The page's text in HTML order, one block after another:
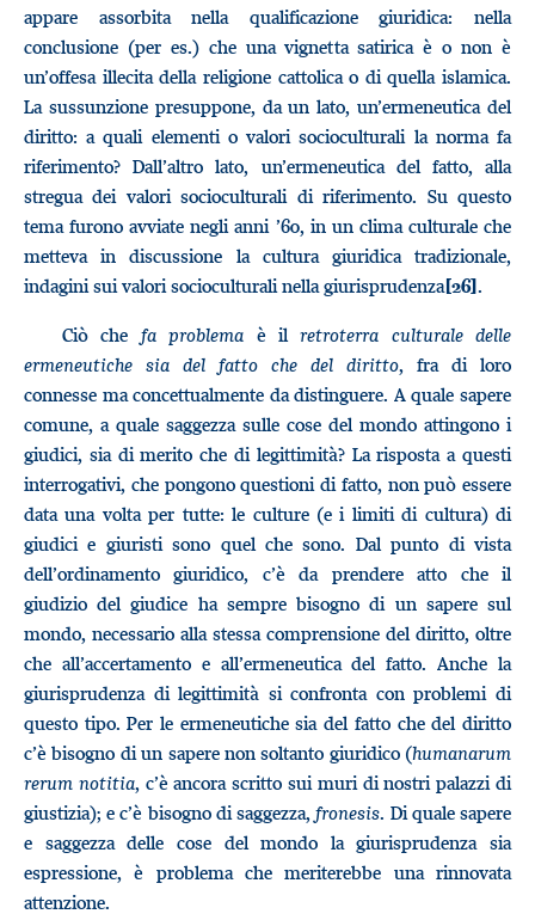
appare assorbita nella qualificazione giuridica: nella
conclusione (per es.) che una vignetta satirica è o non è
un’offesa illecita della religione cattolica o di quella islamica.
La sussunzione presuppone, da un lato, un’ermeneutica del
diritto: a quali elementi o valori socioculturali la norma fa
riferimento? Dall’altro lato, un’ermeneutica del fatto, alla
stregua dei valori socioculturali di riferimento. Su questo
tema furono avviate negli anni ’60, in un clima culturale che
metteva in discussione la cultura giuridica tradizionale,
indagini sui valori socioculturali nella giurisprudenza[26].
Ciò che fa problema è ilretroterra culturale delle
ermeneutiche sia del fatto che del diritto, fra di loro
connesse ma concettualmente da distinguere. A quale sapere
comune, a quale saggezza sulle cose del mondo attingono i
giudici, sia di merito che di legittimità? La risposta a questi
interrogativi, che pongono questioni di fatto, non può essere
data una volta per tutte: le culture (e i limiti di cultura) di
giudici e giuristi sono quel che sono. Dal punto di vista
dell’ordinamento giuridico, c’è da prendere atto che il
giudizio del giudice ha sempre bisogno di un sapere sul
mondo, necessario alla stessa comprensione del diritto, oltre
che all’accertamento e all’ermeneutica del fatto. Anche la
giurisprudenza di legittimità si confronta con problemi di
questo tipo. Per le ermeneutiche sia del fatto che del diritto
c’è bisogno di un sapere non soltanto giuridico (humanarum
rerum notitia, c’è ancora scritto sui muri di nostri palazzi di
giustizia); e c’è bisogno di saggezza,fronesis. Di quale sapere
e saggezza delle cose del mondo la giurisprudenza sia
espressione, è problema che meriterebbe una rinnovata
attenzione.